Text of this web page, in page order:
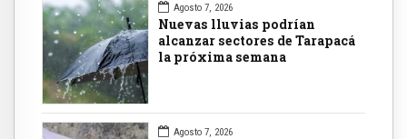
Agosto 7, 2026
Nuevas lluvias podrían
alcanzar sectores de Tarapacá
la próxima semana
Agosto 7, 2026